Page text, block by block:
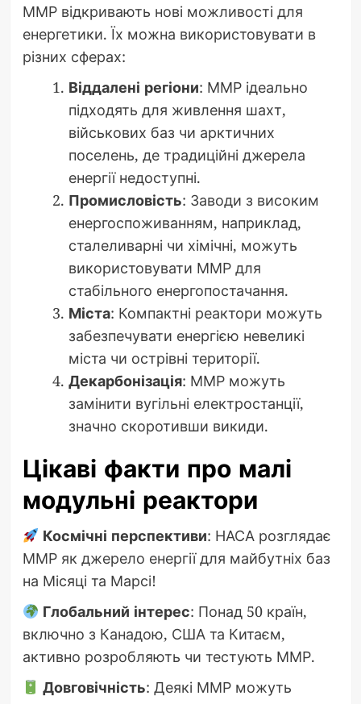
ММР відкривають нові можливості для
енергетики. Їх можна використовувати в
різних сферах:
Віддалені регіони: ММР ідеально
підходять для живлення шахт,
військових баз чи арктичних
поселень, де традиційні джерела
енергії недоступні.
Промисловість: Заводи з високим
енергоспоживанням, наприклад,
сталеливарні чи хімічні, можуть
використовувати ММР для
стабільного енергопостачання.
Міста: Компактні реактори можуть
забезпечувати енергією невеликі
міста чи острівні території.
Декарбонізація: ММР можуть
замінити вугільні електростанції,
значно скоротивши викиди.
Цікаві факти про малі
модульні реактори
Космічні перспективи: НАСА розглядає
ММР як джерело енергії для майбутніх баз
на Місяці та Марсі!
Глобальний інтерес: Понад 50 країн,
включно з Канадою, США та Китаєм,
активно розробляють чи тестують ММР.
Довговічність: Деякі ММР можуть